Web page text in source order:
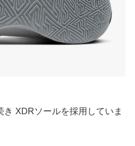
XDRソールを採用していま